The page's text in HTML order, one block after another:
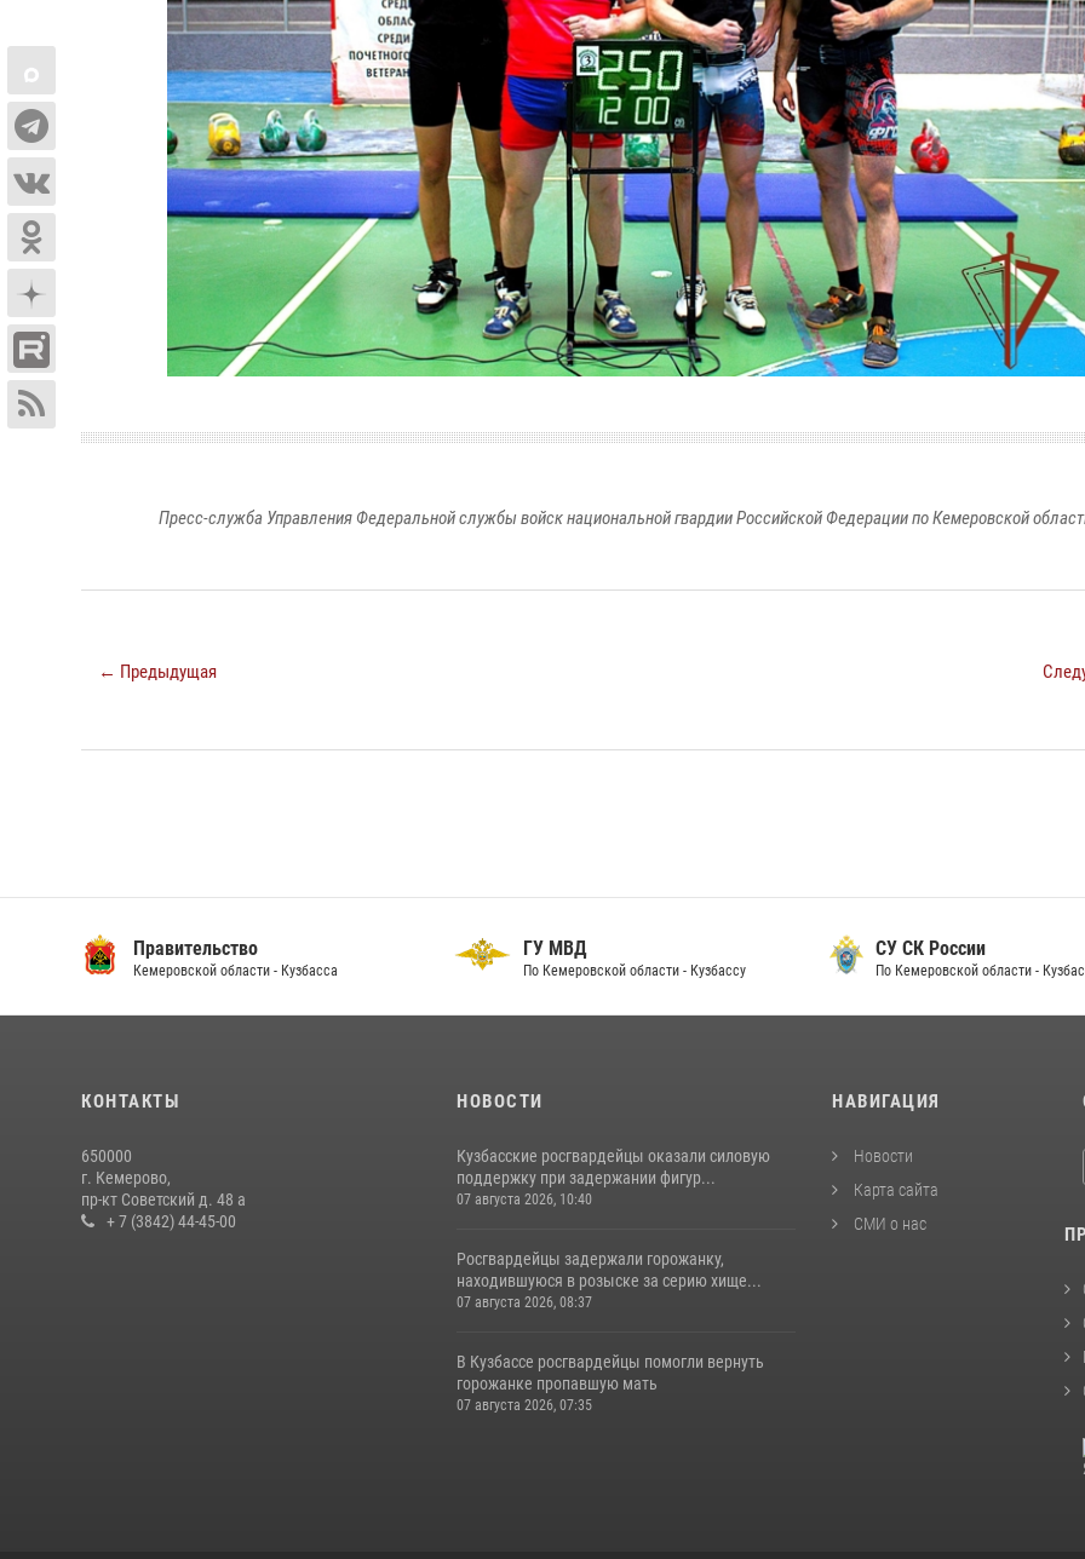
Пресс-служба Управления Федеральной службы войск национальной гвардии Российской Федерации по Кемеровской
← Предыдущая
Правительство
Кемеровской области - Кузбасса
ГУ МВД
По Кемеровской области - Кузбассу
СУ СК России
По Кемеровской области -
КОНТАКТЫ
650000
г. Кемерово,
пр-кт Советский д. 48 а
+ 7 (3842) 44-45-00
НОВОСТИ
Кузбасские росгвардейцы оказали силовую
поддержку при задержании фигур...
07 августа 2026, 10:40
Росгвардейцы задержали горожанку,
находившуюся в розыске за серию хище...
07 августа 2026, 08:37
В Кузбассе росгвардейцы помогли вернуть
горожанке пропавшую мать
07 августа 2026, 07:35
НАВИГАЦИЯ
Новости
Карта сайта
СМИ о нас